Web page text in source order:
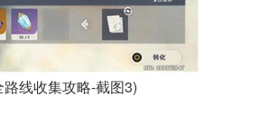
线收集攻略-截图3)